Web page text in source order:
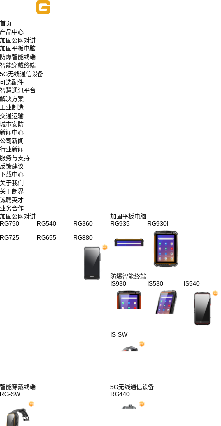
首页
产品中心
加固公网对讲
加固平板电脑
防爆智能终端
智能穿戴终端
5G无线通信设备
可选配件
智慧通讯平台
解决方案
工业制造
交通运输
城市安防
新闻中心
公司新闻
行业新闻
服务与支持
反馈建议
下载中心
关于我们
关于朗界
诚聘英才
业务合作
加固公网对讲
RG750
RG540
RG360
RG725
RG655 RG880
加固平板电脑
RG935
RG930i
防爆智能终端
IS930
IS530 IS540
IS-SW
智能穿戴终端
RG-SW
5G无线通信设备
RG440